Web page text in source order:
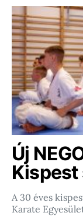
Új
A 30 éves
Karate